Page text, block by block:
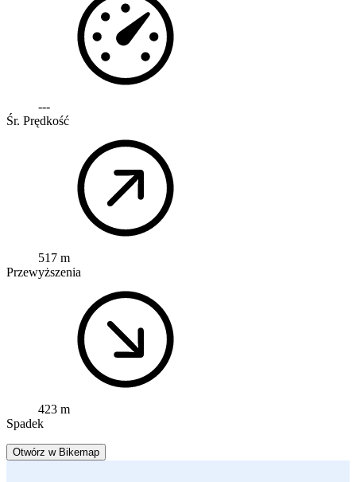
---
Śr. Prędkość
517 m
Przewyższenia
423 m
Spadek
Otwórz w Bikemap